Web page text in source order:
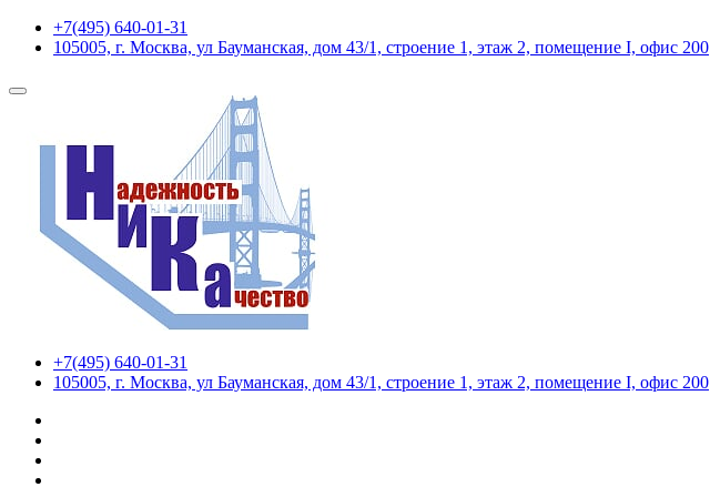
+7(495) 640-01-31
105005, г. Москва, ул Бауманская, дом 43/1, строение 1, этаж 2, помещение I, офис 200
+7(495) 640-01-31
105005, г. Москва, ул Бауманская, дом 43/1, строение 1, этаж 2, помещение I, офис 200